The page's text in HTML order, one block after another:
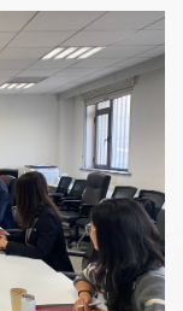
丽娟主持。吴臻介
XC体育的基本情
新加坡科技设计大